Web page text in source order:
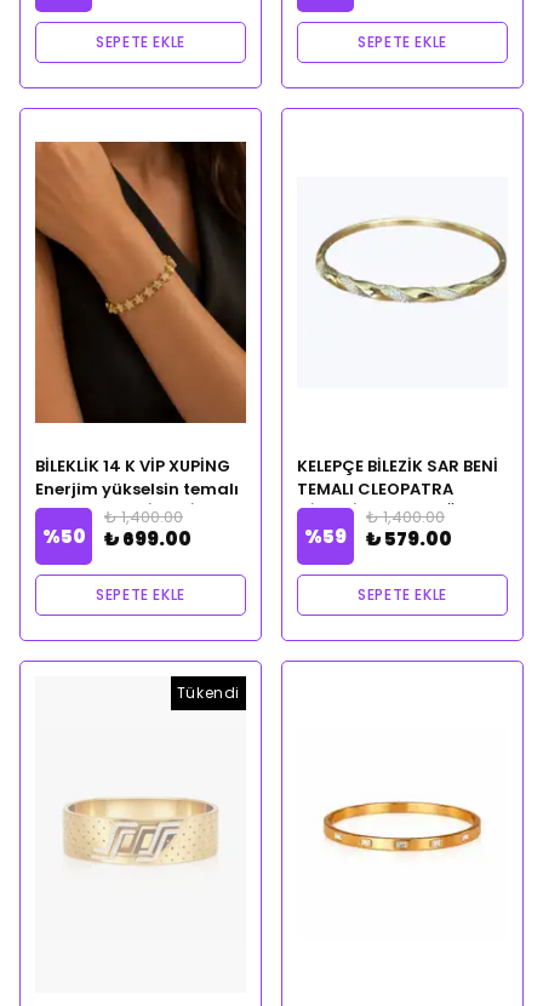
SEPETE EKLE SEPETE EKLE
BİLEKLİK 14 K VİP XUPİNG
Enerjim yükselsin temalı
CLEOPATRA CİLVESİ
NOTALI YAĞ HEDİYELİ
%50
₺ 1,400.00
₺ 699.00
SEPETE EKLE
KELEPÇE BİLEZİK SAR BENİ
TEMALI CLEOPATRA
CİLVESİ NOTALI YAĞ
HEDİYELİ
%59
₺ 1,400.00
₺ 579.00
SEPETE EKLE
Tükendi